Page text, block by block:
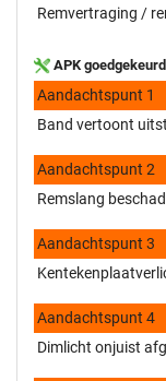
Remvertraging /
APK
Aandachtspunt 1
Band vertoont
Aandachtspunt 2
Remslang
Aandachtspunt 3
Aandachtspunt 4
Dimlicht onjuist